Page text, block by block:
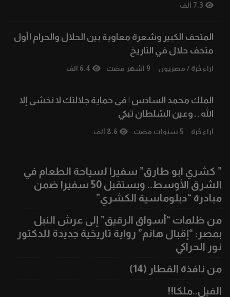
7.3 ألف
المتحف الكبير وشعرة معاوية بين الحلال والحرام | أول
متحف حلال في التاريخ
آراء حُرة / مصريون 9 أشهر مضت 6.4 ألف
الملك محمد السادس | فی حماية جلالتك لا نخشی إلا
الله ۔ ۔ وعين السُلطان تبكي
آراء حُرة 5 سنوات مضت 8.6 ألف
” كشري ابو طارق” سفيرا لسياحة الطعام في
الشرق الأوسط.. وبستقبل 50 سفيرا ضمن
مبادرة “دبلوماسية الكشري”
من ظلمات “أسواق الرقيق” إلى عرش النبل
بمصر: “إقبال هانم” رواية تاريخية جديدة للدكتور
نور الحراكي
من نافذة القطار (14)
الفيل..ملكا!!